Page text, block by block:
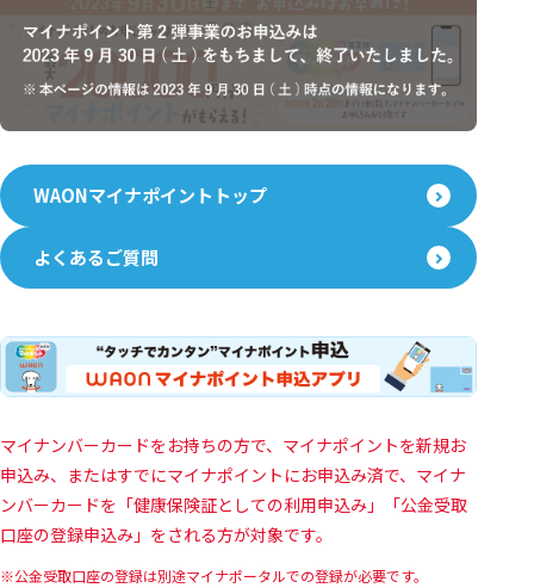
WAONマイナポイントトップ
よくあるご質問
マイナンバーカードをお持ちの方で、マイナポイントを新規お
申込み、またはすでにマイナポイントにお申込み済で、マイナ
ンバーカードを「健康保険証としての利用申込み」「公金受取
口座の登録申込み」をされる方が対象です。
公金受取口座の登録は別途マイナポータルでの登録が必要です。